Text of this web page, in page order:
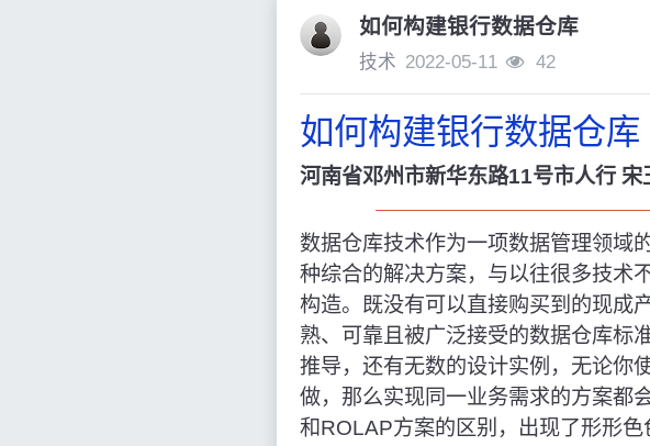
如何构建银行数据仓库
技术 2022-05-11 42
如何构建银行数据仓库
河南省邓州市新华东路11号市人行 宋
数据仓库技术作为一项数据管理领域
种综合的解决方案，与以往很多技术
构造。既没有可以直接购买到的现成
熟、可靠且被广泛接受的数据仓库标
推导，还有无数的设计实例，无论你
做，那么实现同一业务需求的方案都
和ROLAP方案的区别，出现了形形